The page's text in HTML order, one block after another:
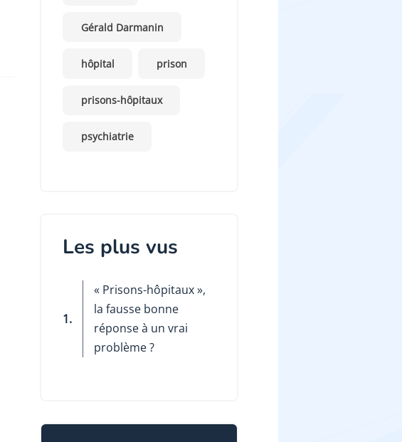
Gérald Darmanin
hôpital prison
prisons-hôpitaux
psychiatrie
Les plus vus
1.
« Prisons-hôpitaux »,
la fausse bonne
réponse à un vrai
problème ?